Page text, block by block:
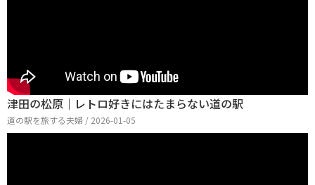
津田の松原｜レトロ好きにはたまらない道の駅
道の駅を旅する夫婦 / 2026-01-05